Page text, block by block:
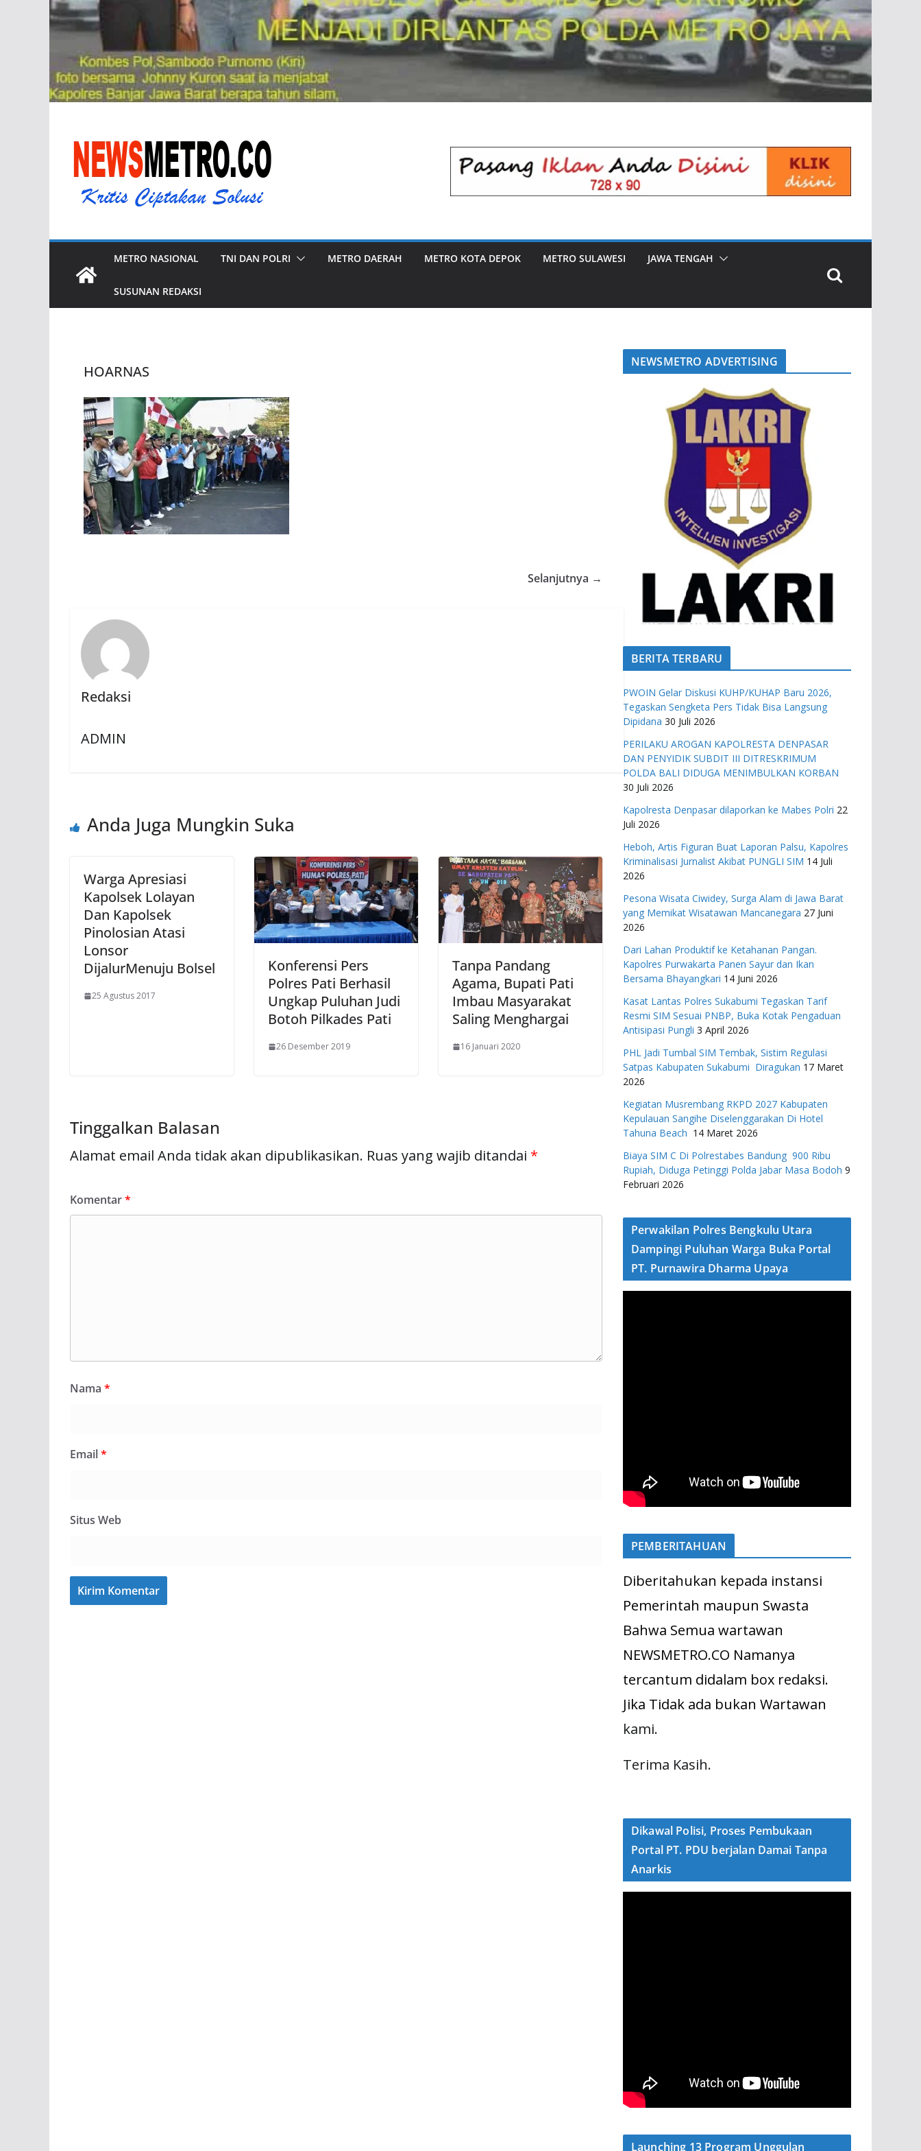
METRO NASIONAL TNI DAN POLRI METRO DAERAH METRO KOTA DEPOK METRO SULAWESI JAWA TENGAH
SUSUNAN REDAKSI
HOARNAS
Selanjutnya →
Redaksi
ADMIN
Anda Juga Mungkin Suka
Warga Apresiasi
Kapolsek Lolayan
Dan Kapolsek
Pinolosian Atasi
Lonsor
DijalurMenuju Bolsel
25 Agustus 2017
Konferensi Pers
Polres Pati Berhasil
Ungkap Puluhan Judi
Botoh Pilkades Pati
26 Desember 2019
Tanpa Pandang
Agama, Bupati Pati
Imbau Masyarakat
Saling Menghargai
16 Januari 2020
Tinggalkan Balasan
Alamat email Anda tidak akan dipublikasikan. Ruas yang wajib ditandai *
Komentar*
Nama *
Email*
Situs Web
NEWSMETRO ADVERTISING
BERITA TERBARU
PWOIN Gelar Diskusi KUHP/KUHAP Baru 2026,
Tegaskan Sengketa Pers Tidak Bisa Langsung
Dipidana 30 Juli 2026
PERILAKU AROGAN KAPOLRESTA DENPASAR
DAN PENYIDIK SUBDIT III DITRESKRIMUM
POLDA BALI DIDUGA MENIMBULKAN KORBAN
30 Juli 2026
Kapolresta Denpasar dilaporkan ke Mabes Polri 22
Juli 2026
Heboh, Artis Figuran Buat Laporan Palsu, Kapolres
Kriminalisasi Jurnalist Akibat PUNGLI SIM 14 Juli
2026
Pesona Wisata Ciwidey, Surga Alam di Jawa Barat
yang Memikat Wisatawan Mancanegara 27 Juni
2026
Dari Lahan Produktif ke Ketahanan Pangan.
Kapolres Purwakarta Panen Sayur dan Ikan
Bersama Bhayangkari 14 Juni 2026
Kasat Lantas Polres Sukabumi Tegaskan Tarif
Resmi SIM Sesuai PNBP, Buka Kotak Pengaduan
Antisipasi Pungli 3 April 2026
PHL Jadi Tumbal SIM Tembak, Sistim Regulasi
Satpas Kabupaten Sukabumi Diragukan 17 Maret
2026
Kegiatan Musrembang RKPD 2027 ​Kabupaten
Kepulauan Sangihe Diselenggarakan Di Hotel
Tahuna Beach 14 Maret 2026
Biaya SIM C Di Polrestabes Bandung 900 Ribu
Rupiah, Diduga Petinggi Polda Jabar Masa Bodoh 9
Februari 2026
Perwakilan Polres Bengkulu Utara
Dampingi Puluhan Warga Buka Portal
PT. Purnawira Dharma Upaya
PEMBERITAHUAN
Diberitahukan kepada instansi
Pemerintah maupun Swasta
Bahwa Semua wartawan
NEWSMETRO.CO Namanya
tercantum didalam box redaksi.
Jika Tidak ada bukan Wartawan
kami.
Terima Kasih.
Dikawal Polisi, Proses Pembukaan
Portal PT. PDU berjalan Damai Tanpa
Anarkis
Launching 13 Program Unggulan